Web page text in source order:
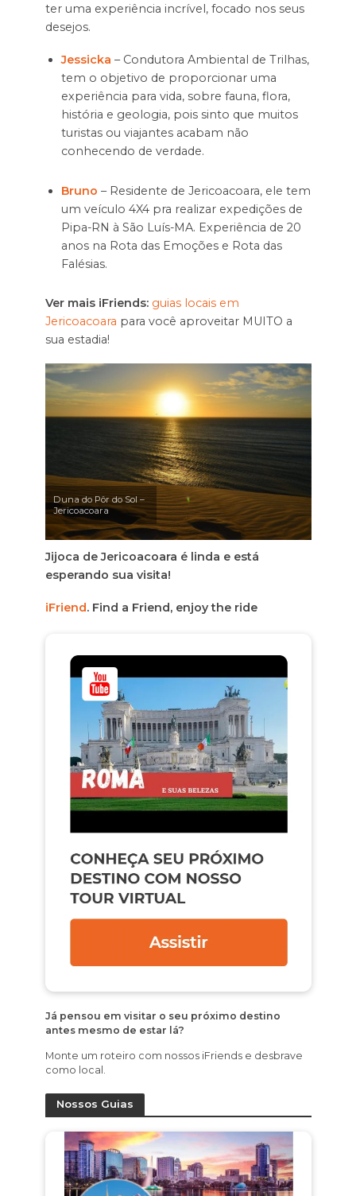
ter uma experiência incrível, focado nos seus
desejos.
Jessicka – Condutora Ambiental de Trilhas,
tem o objetivo de proporcionar uma
experiência para vida, sobre fauna, flora,
história e geologia, pois sinto que muitos
turistas ou viajantes acabam não
conhecendo de verdade.
Bruno – Residente de Jericoacoara, ele tem
um veículo 4X4 pra realizar expedições de
Pipa-RN à São Luís-MA. Experiência de 20
anos na Rota das Emoções e Rota das
Falésias.
Ver mais iFriends: guias locais em
Jericoacoara para você aproveitar MUITO a
sua estadia!
Duna do Pôr do Sol –
Jericoacoara
Jijoca de Jericoacoara é linda e está
esperando sua visita!
iFriend. Find a Friend, enjoy the ride
Já pensou em visitar o seu próximo destino
antes mesmo de estar lá?
Monte um roteiro com nossos iFriends e desbrave
como local.
Nossos Guias